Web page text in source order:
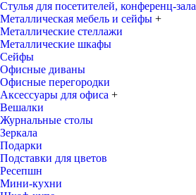
Стулья для посетителей, конференц-зала
Металлическая мебель и сейфы +
Металлические стеллажи
Металлические шкафы
Сейфы
Офисные диваны
Офисные перегородки
Аксессуары для офиса +
Вешалки
Журнальные столы
Зеркала
Подарки
Подставки для цветов
Ресепшн
Мини-кухни